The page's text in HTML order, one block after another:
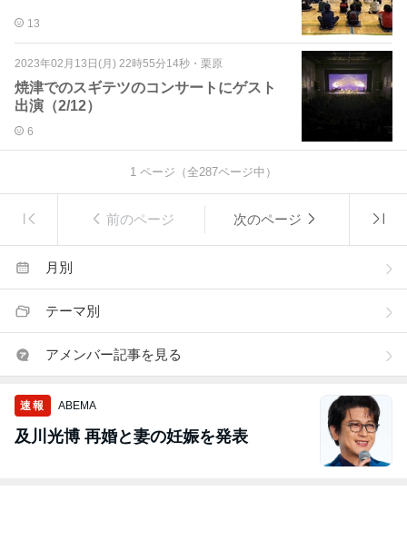
13
2023年02月13日(月) 22時55分14秒 ・ 栗原
焼津でのスギテツのコンサートにゲスト
出演（2/12）
6
1 ページ（全287ページ中）
前のページ 次のページ
月別
テーマ別
アメンバー記事を見る
速報 ABEMA
及川光博 再婚と妻の妊娠を発表